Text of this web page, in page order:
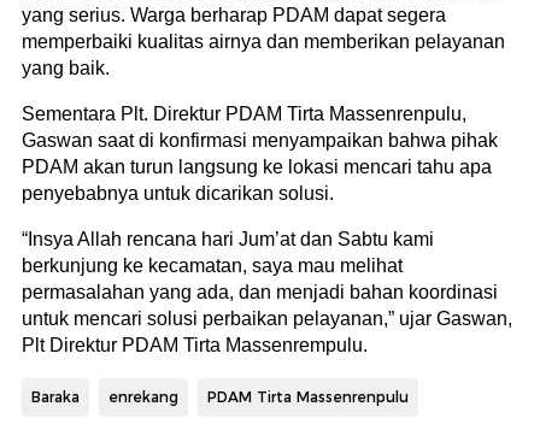
yang serius. Warga berharap PDAM dapat segera
memperbaiki kualitas airnya dan memberikan pelayanan
yang baik.
Sementara Plt. Direktur PDAM Tirta Massenrenpulu,
Gaswan saat di konfirmasi menyampaikan bahwa pihak
PDAM akan turun langsung ke lokasi mencari tahu apa
penyebabnya untuk dicarikan solusi.
“Insya Allah rencana hari Jum’at dan Sabtu kami
berkunjung ke kecamatan, saya mau melihat
permasalahan yang ada, dan menjadi bahan koordinasi
untuk mencari solusi perbaikan pelayanan,” ujar Gaswan,
Plt Direktur PDAM Tirta Massenrempulu.
Baraka enrekang PDAM Tirta Massenrenpulu